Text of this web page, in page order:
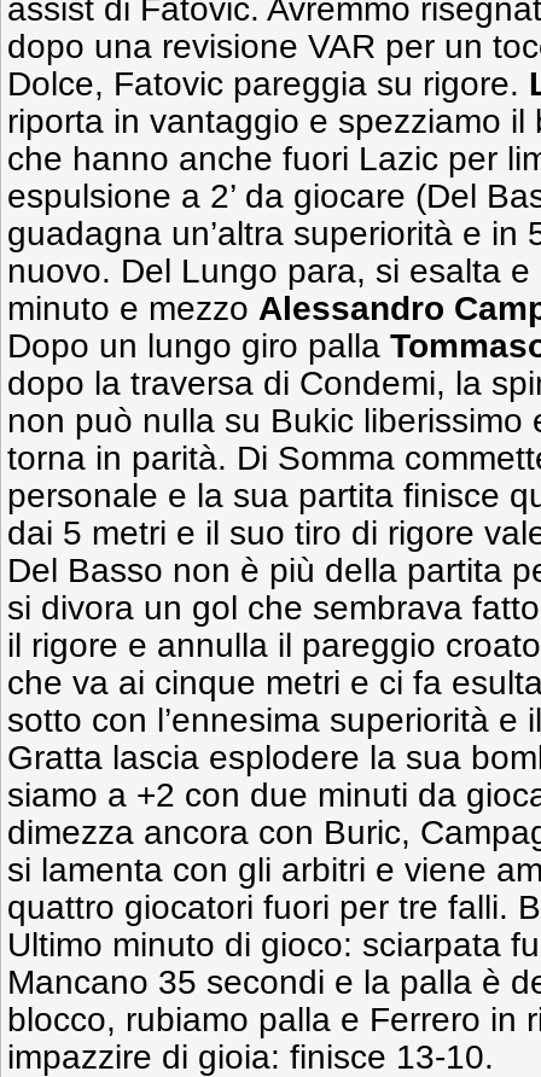
assist di Fatovic. Avremmo
dopo una revisione VAR per un
Dolce, Fatovic pareggia su rigore.
riporta in vantaggio e spezziamo
che hanno anche fuori Lazic per
espulsione a 2’ da giocare (Del
guadagna un’altra superiorità e in
nuovo. Del Lungo para, si esalta
minuto e mezzo Alessandro
Dopo un lungo giro palla
dopo la traversa di Condemi, la
non può nulla su Bukic liberissimo
torna in parità. Di Somma
personale e la sua partita finisce
dai 5 metri e il suo tiro di rigore
Del Basso non è più della partita
si divora un gol che sembrava
il rigore e annulla il pareggio
che va ai cinque metri e ci fa
sotto con l’ennesima superiorità e
Gratta lascia esplodere la sua
siamo a +2 con due minuti da
dimezza ancora con Buric,
si lamenta con gli arbitri e viene
quattro giocatori fuori per tre falli.
Ultimo minuto di gioco: sciarpata
Mancano 35 secondi e la palla è
blocco, rubiamo palla e Ferrero in
impazzire di gioia: finisce 13-10.